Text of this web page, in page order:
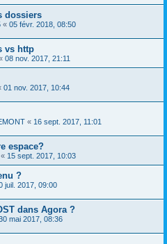
dossiers
« 05 févr. 2018, 08:50
vs http
08 nov. 2017, 21:11
01 nov. 2017, 10:44
« 16 sept. 2017, 11:01
espace?
« 15 sept. 2017, 10:03
?
juil. 2017, 09:00
dans Agora ?
mai 2017, 08:36